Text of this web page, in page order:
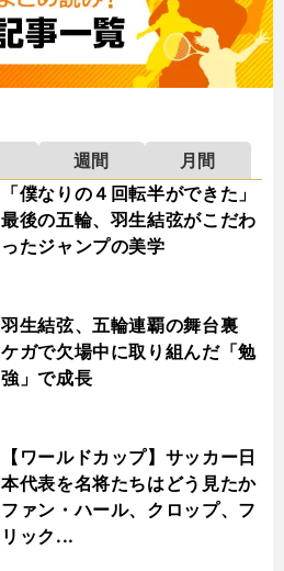
週間
月間
「僕なりの４回転半ができた」
最後の五輪、羽生結弦がこだわ
ったジャンプの美学
羽生結弦、五輪連覇の舞台裏
ケガで欠場中に取り組んだ「勉
強」で成長
【ワールドカップ】サッカー日
本代表を名将たちはどう見たか
ファン・ハール、クロップ、フ
リック...